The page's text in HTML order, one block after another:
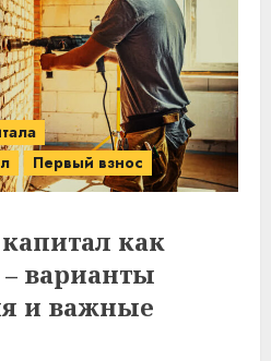
Первый взнос
как
варианты
и важные